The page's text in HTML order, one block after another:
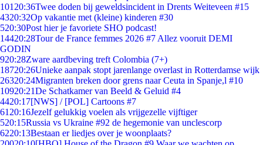
101 20:36Twee doden bij geweldsincident in Drents Weiteveen #15
4320:32Op vakantie met (kleine) kinderen #30
520:30Post hier je favoriete SHO podcast!
14420:28Tour de France femmes 2026 #7 Allez vooruit DEMI
GODIN
920:28Zware aardbeving treft Colombia (7+)
18720:26Unieke aanpak stopt jarenlange overlast in Rotterdamse wijk
26320:24Migranten breken door grens naar Ceuta in Spanje,l #10
10920:21De Schatkamer van Beeld & Geluid #4
4420:17[NWS] / [POL] Cartoons #7
61 20:16Jezelf gelukkig voelen als vrijgezelle vijftiger
520:15Russia vs Ukraine #92 de hegemonie van unclescorp
6220:13Bestaan er liedjes over je woonplaats?